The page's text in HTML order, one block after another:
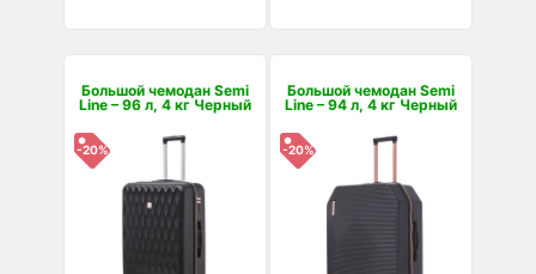
Большой чемодан Semi
Line – 96 л, 4 кг Черный
-20%
Большой чемодан Semi
Line – 94 л, 4 кг Черный
-20%